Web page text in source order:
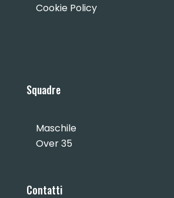
Cookie Policy
Squadre
Maschile
Over 35
Contatti